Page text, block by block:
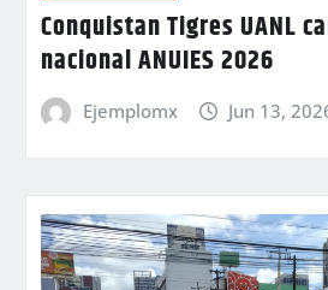
Conquistan Tigres UANL
nacional ANUIES 2026
Ejemplomx Jun 13,